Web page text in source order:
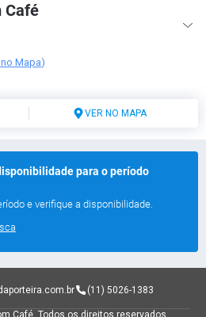
Café
no Mapa)
VER NO MAPA
para o período
e verifique a disponibilidade.
(11) 5026-1383
Café. Todos os direitos reservados.